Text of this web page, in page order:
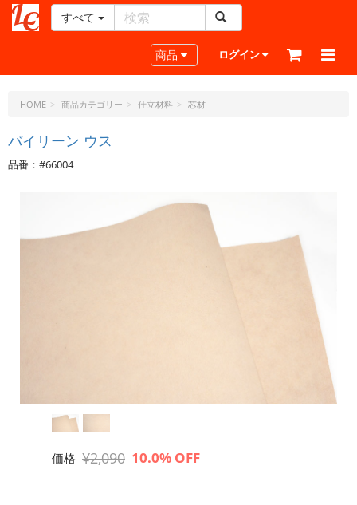
ー
ラ
ト・
ド
ッ
ー
すべて
Toggle navigation
商品 ログイン
HOME 商品カテゴリー 仕立材料 芯材
バイリーン ウス
品番：#66004
価格 ¥2,090 10.0% OFF